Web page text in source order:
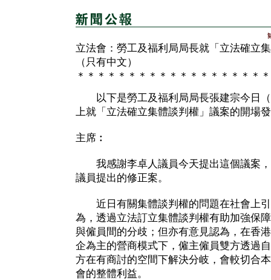
立法會：勞工及福利局局長就「立法確立
（只有中文）
＊＊＊＊＊＊＊＊＊＊＊＊＊＊＊＊＊＊
以下是勞工及福利局局長張建宗今日（
上就「立法確立集體談判權」議案的開場
主席︰
我感謝李卓人議員今天提出這個議案，
議員提出的修正案。
近日有關集體談判權的問題在社會上引
為，透過立法訂立集體談判權有助加強保
與僱員間的分歧；但亦有意見認為，在香
企為主的營商模式下，僱主僱員雙方透過
方在有商討的空間下解決分岐，會較切合
會的整體利益。